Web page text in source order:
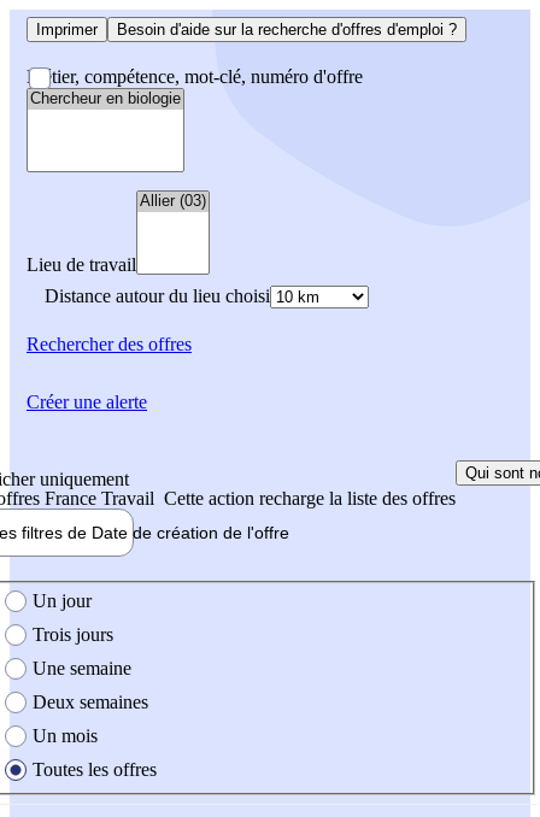
Imprimer Besoin d'aide sur la recherche d'offres d'emploi ?
Métier, compétence, mot-clé, numéro d'offre
Lieu de travail
Distance autour du lieu choisi
Rechercherdes offres
uniquement
France Travail Cette action recharge la liste des offres
Qui sont
filtres de Date de création de l'offre
création de l'offre
Un jour
Trois jours
Une semaine
Deux semaines
Un mois
Toutes les offres
Créer une alerte